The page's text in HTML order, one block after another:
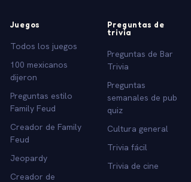
Juegos
Todos los juegos
100 mexicanos
dijeron
Preguntas estilo
Family Feud
Creador de Family
Feud
Jeopardy
Creador de
Preguntas de
trivia
Preguntas de Bar
Trivia
Preguntas
semanales de pub
quiz
Cultura general
Trivia fácil
Trivia de cine